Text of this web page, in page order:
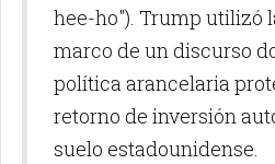
hee-ho"). Trump utilizó
marco de un discurso
política arancelaria
retorno de inversión
suelo estadounidense.